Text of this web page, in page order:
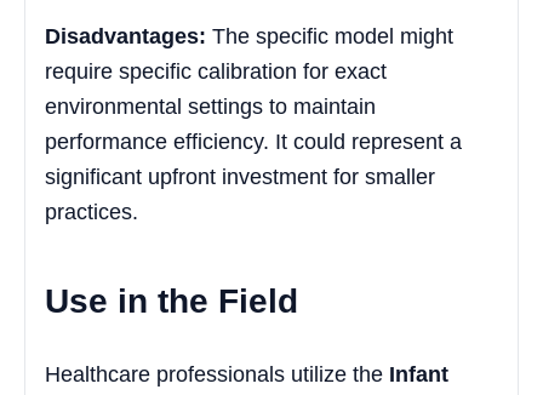
Disadvantages: The specific model might
require specific calibration for exact
environmental settings to maintain
performance efficiency. It could represent a
significant upfront investment for smaller
practices.
Use in the Field
Healthcare professionals utilize the Infant